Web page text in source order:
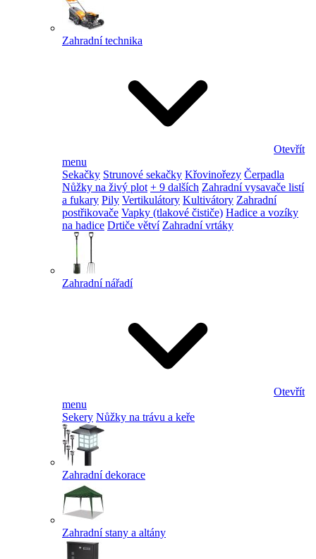
Zahradní technika
Otevřít
menu
Sekačky Strunové sekačky Křovinořezy Čerpadla
Nůžky na živý plot + 9 dalších Zahradní vysavače listí
a fukary Pily Vertikulátory Kultivátory Zahradní
postřikovače Vapky (tlakové čističe) Hadice a vozíky
na hadice Drtiče větví Zahradní vrtáky
Zahradní nářadí
Otevřít
menu
Sekery Nůžky na trávu a keře
Zahradní dekorace
Zahradní stany a altány